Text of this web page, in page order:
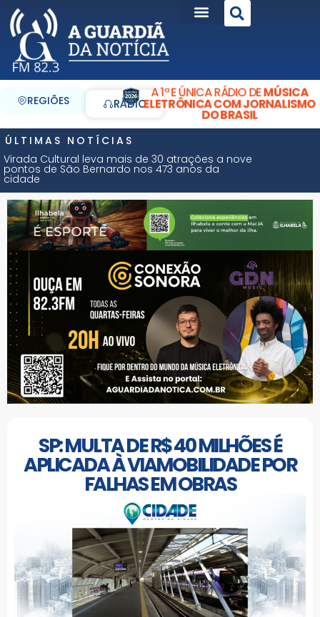
REGIÕES RÁDIO
A 1ª E ÚNICA RÁDIO DEMÚSICA
ELETRÔNICA COM JORNALISMO
DO BRASIL
ÚLTIMAS NOTÍCIAS
Virada Cultural leva mais de 30 atrações a nove
pontos de São Bernardo nos 473 anos da
cidade
SP: MULTA DE R$ 40 MILHÕES É
APLICADA À VIAMOBILIDADE POR
FALHAS EM OBRAS